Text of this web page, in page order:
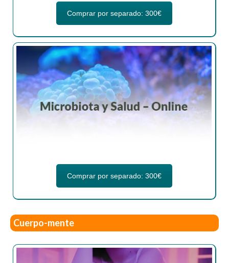
Comprar por separado: 300€
Comprar por separado: 300€
Cuerpo-mente